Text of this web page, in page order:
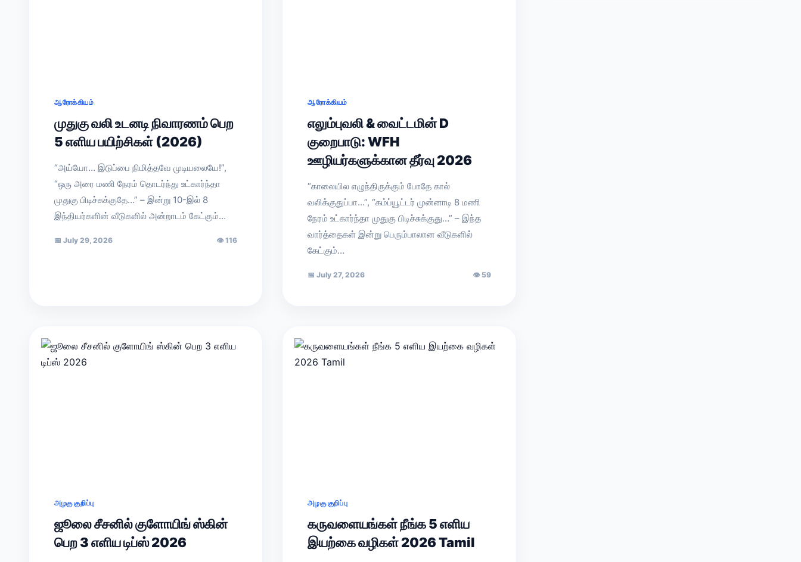
ஆரோக்கியம்
முதுகு வலி உடனடி நிவாரணம் பெற
5 எளிய பயிற்சிகள் (2026)
“அய்யோ… இடுப்பை நிமித்தவே முடியலையே!”,
“ஒரு அரை மணி நேரம் தொடர்ந்து உட்கார்ந்தா
முதுகு பிடிச்சுக்குதே…” – இன்று 10-இல் 8
இந்தியர்களின் வீடுகளில் அன்றாடம் கேட்கும்…
📅 July 29, 2026 👁116
ஆரோக்கியம்
எலும்புவலி & வைட்டமின் D
குறைபாடு: WFH
ஊழியர்களுக்கான தீர்வு 2026
“காலையில எழுந்திருக்கும் போதே கால்
வலிக்குதுப்பா…”, “கம்ப்யூட்டர் முன்னாடி 8 மணி
நேரம் உட்கார்ந்தா முதுகு பிடிச்சுக்குது…” – இந்த
வார்த்தைகள் இன்று பெரும்பாலான வீடுகளில்
கேட்கும்…
📅 July 27, 2026 👁59
அழகு குறிப்பு
ஜூலை சீசனில் குளோயிங் ஸ்கின்
பெற 3 எளிய டிப்ஸ் 2026
அழகு குறிப்பு
கருவளையங்கள் நீங்க 5 எளிய
இயற்கை வழிகள் 2026 Tamil